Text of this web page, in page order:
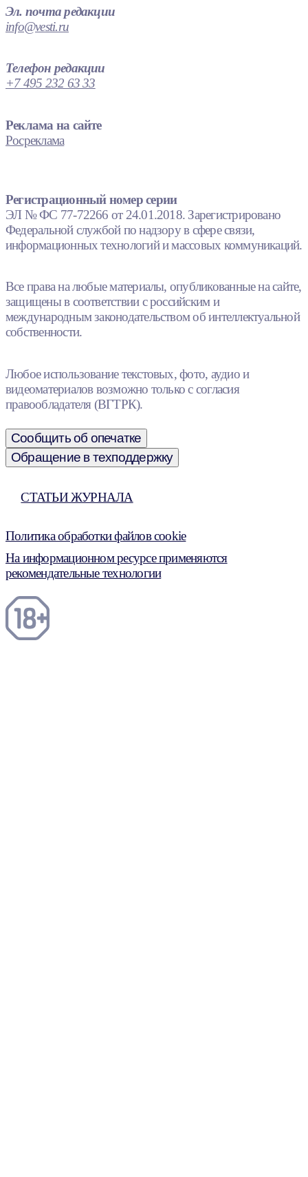
Эл. почта редакции
info@vesti.ru
Телефон редакции
+7 495 232 63 33
Реклама на сайте
Росреклама
Регистрационный номер серии
ЭЛ № ФС 77-72266 от 24.01.2018. Зарегистрировано
Федеральной службой по надзору в сфере связи,
информационных технологий и массовых коммуникаций.
Все права на любые материалы, опубликованные на сайте,
защищены в соответствии с российским и
международным законодательством об интеллектуальной
собственности.
Любое использование текстовых, фото, аудио и
видеоматериалов возможно только с согласия
правообладателя (ВГТРК).
Сообщить об опечатке
Обращение в техподдержку
СТАТЬИ ЖУРНАЛА
Политика обработки файлов cookie
На информационном ресурсе применяются
рекомендательные технологии